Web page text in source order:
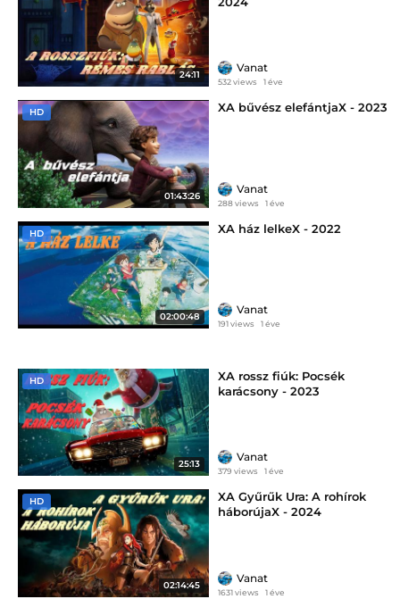
24:11
Vanat
532 views 1 éve
HD
01:43:26
XA bűvész elefántjaX - 2023
Vanat
288 views 1 éve
HD
02:00:48
XA ház lelkeX - 2022
Vanat
191 views 1 éve
HD
25:13
XA rossz fiúk: Pocsék
karácsony - 2023
Vanat
379 views 1 éve
HD
02:14:45
XA Gyűrűk Ura: A rohírok
háborújaX - 2024
Vanat
1631 views 1 éve